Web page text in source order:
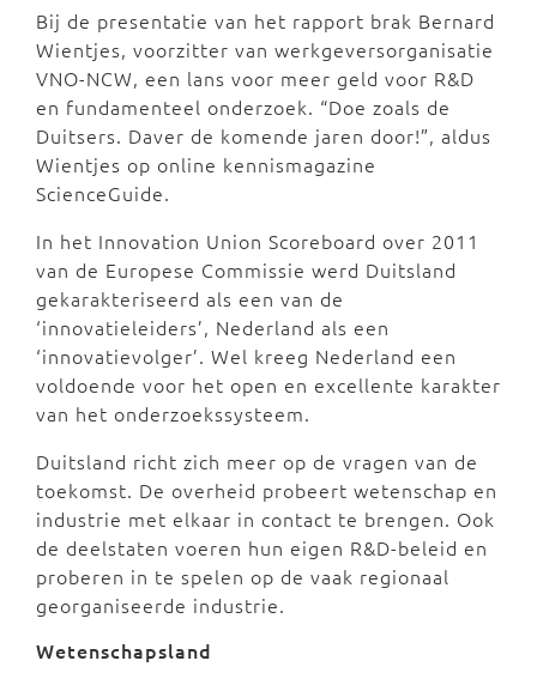
Bij de presentatie van het rapport brak Bernard
Wientjes, voorzitter van werkgeversorganisatie
VNO-NCW, een lans voor meer geld voor R&D
en fundamenteel onderzoek. “Doe zoals de
Duitsers. Daver de komende jaren door!”, aldus
Wientjes op online kennismagazine
ScienceGuide.
In het Innovation Union Scoreboard over 2011
van de Europese Commissie werd Duitsland
gekarakteriseerd als een van de
‘innovatieleiders’, Nederland als een
‘innovatievolger’. Wel kreeg Nederland een
voldoende voor het open en excellente karakter
van het onderzoekssysteem.
Duitsland richt zich meer op de vragen van de
toekomst. De overheid probeert wetenschap en
industrie met elkaar in contact te brengen. Ook
de deelstaten voeren hun eigen R&D-beleid en
proberen in te spelen op de vaak regionaal
georganiseerde industrie.
Wetenschapsland